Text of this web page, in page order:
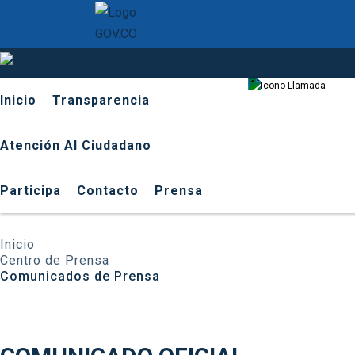
Inicio Transparencia
Atención Al Ciudadano
Participa Contacto Prensa
Inicio
Centro de Prensa
Comunicados de Prensa